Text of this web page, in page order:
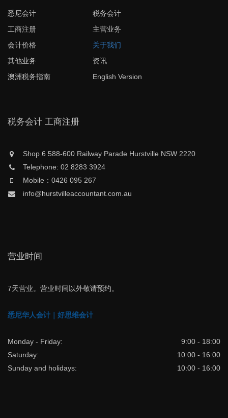
悉尼会计
税务会计
工商注册
主营业务
会计价格
关于我们
其他业务
资讯
澳洲税务指南
English Version
税务会计 工商注册
Shop 6 588-600 Railway Parade Hurstville NSW 2220
Telephone: 02 8283 3924
Mobile：0426 095 267
info@hurstvilleaccountant.com.au
营业时间
7天营业。营业时间以外敬请预约。
悉尼华人会计｜好思维会计
Monday - Friday:
9:00 - 18:00
Saturday:
10:00 - 16:00
Sunday and holidays:
10:00 - 16:00